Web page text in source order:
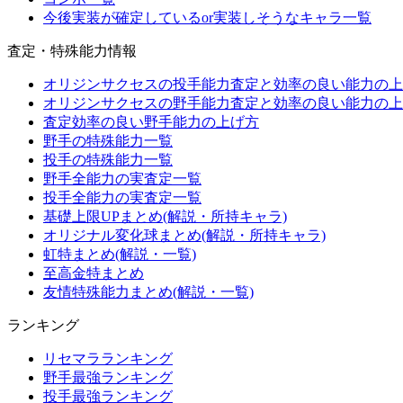
今後実装が確定しているor実装しそうなキャラ一覧
査定・特殊能力情報
オリジンサクセスの投手能力査定と効率の良い能力の
オリジンサクセスの野手能力査定と効率の良い能力の
査定効率の良い野手能力の上げ方
野手の特殊能力一覧
投手の特殊能力一覧
野手全能力の実査定一覧
投手全能力の実査定一覧
基礎上限UPまとめ(解説・所持キャラ)
オリジナル変化球まとめ(解説・所持キャラ)
虹特まとめ(解説・一覧)
至高金特まとめ
友情特殊能力まとめ(解説・一覧)
ランキング
リセマラランキング
野手最強ランキング
投手最強ランキング